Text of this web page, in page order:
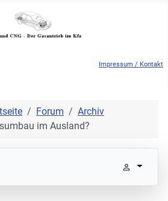
Impressum / Kontakt
Forum
Archiv
im Ausland?